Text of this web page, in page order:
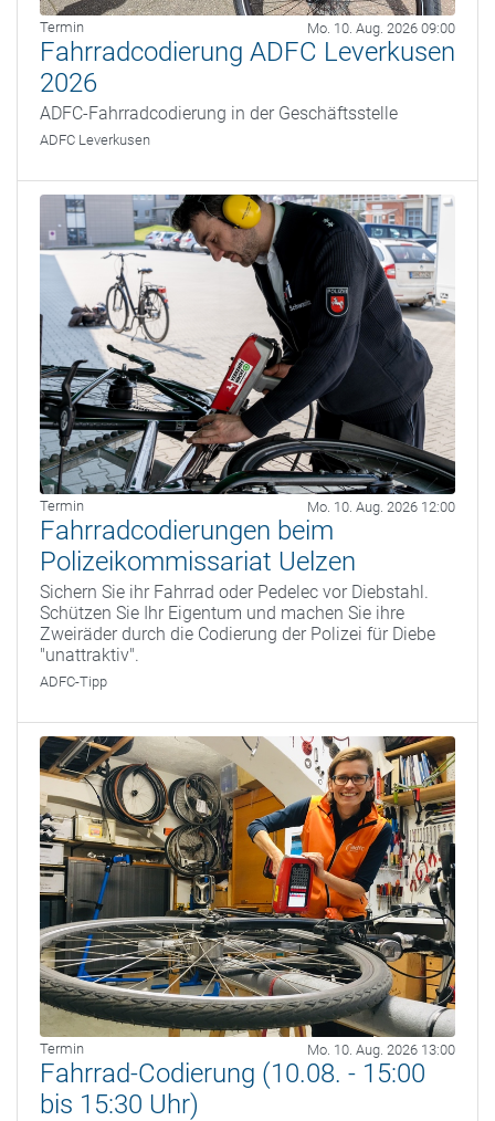
Termin Mo. 10. Aug. 2026 09:00
Fahrradcodierung ADFC Leverkusen
2026
ADFC-Fahrradcodierung in der Geschäftsstelle
ADFC Leverkusen
Termin Mo. 10. Aug. 2026 12:00
Fahrradcodierungen beim
Polizeikommissariat Uelzen
Sichern Sie ihr Fahrrad oder Pedelec vor Diebstahl.
Schützen Sie Ihr Eigentum und machen Sie ihre
Zweiräder durch die Codierung der Polizei für Diebe
"unattraktiv".
ADFC-Tipp
Termin Mo. 10. Aug. 2026 13:00
Fahrrad-Codierung (10.08. - 15:00
bis 15:30 Uhr)